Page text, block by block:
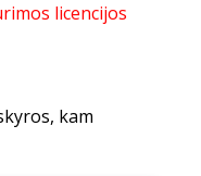
licencijos
kam